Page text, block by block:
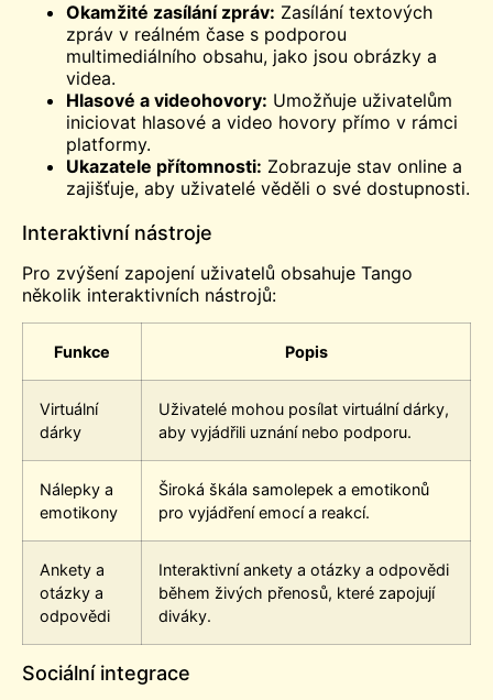
Okamžité zasílání zpráv: Zasílání textových
zpráv v reálném čase s podporou
multimediálního obsahu, jako jsou obrázky a
videa.
Hlasové a videohovory: Umožňuje uživatelům
iniciovat hlasové a video hovory přímo v rámci
platformy.
Ukazatele přítomnosti: Zobrazuje stav online a
zajišťuje, aby uživatelé věděli o své dostupnosti.
Interaktivní nástroje
Pro zvýšení zapojení uživatelů obsahuje Tango
několik interaktivních nástrojů:
Funkce Popis
Virtuální
dárky
Uživatelé mohou posílat virtuální dárky,
aby vyjádřili uznání nebo podporu.
Nálepky a
emotikony
Široká škála samolepek a emotikonů
pro vyjádření emocí a reakcí.
Ankety a
otázky a
odpovědi
Interaktivní ankety a otázky a odpovědi
během živých přenosů, které zapojují
diváky.
Sociální integrace